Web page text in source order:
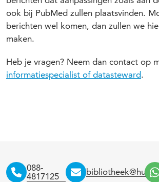
ook bij PubMed zullen plaatsvinden.
berichten wel komen, dan zullen we
maken.
Heb je vragen? Neem dan contact op
informatiespecialist of datasteward.
088-
4817125
bibliotheek@hu.nl